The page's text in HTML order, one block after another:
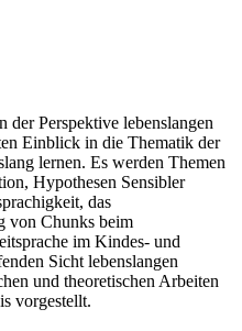
der Perspektive lebenslangen
Einblick in die Thematik der
lernen. Es werden Themen
Hypothesen Sensibler
das
von Chunks beim
im Kindes- und
Sicht lebenslangen
und theoretischen Arbeiten
vorgestellt.